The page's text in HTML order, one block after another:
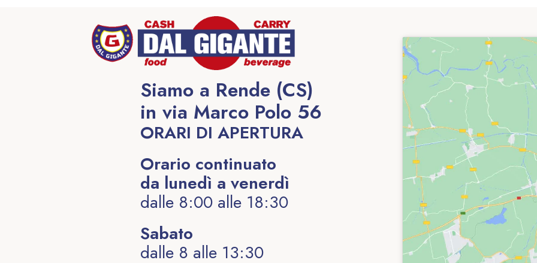
Siamo a Rende (CS)
in via Marco Polo 56
ORARI DI APERTURA
Orario continuato
da lunedì a venerdì
dalle 8:00 alle 18:30
Sabato
dalle 8 alle 13:30